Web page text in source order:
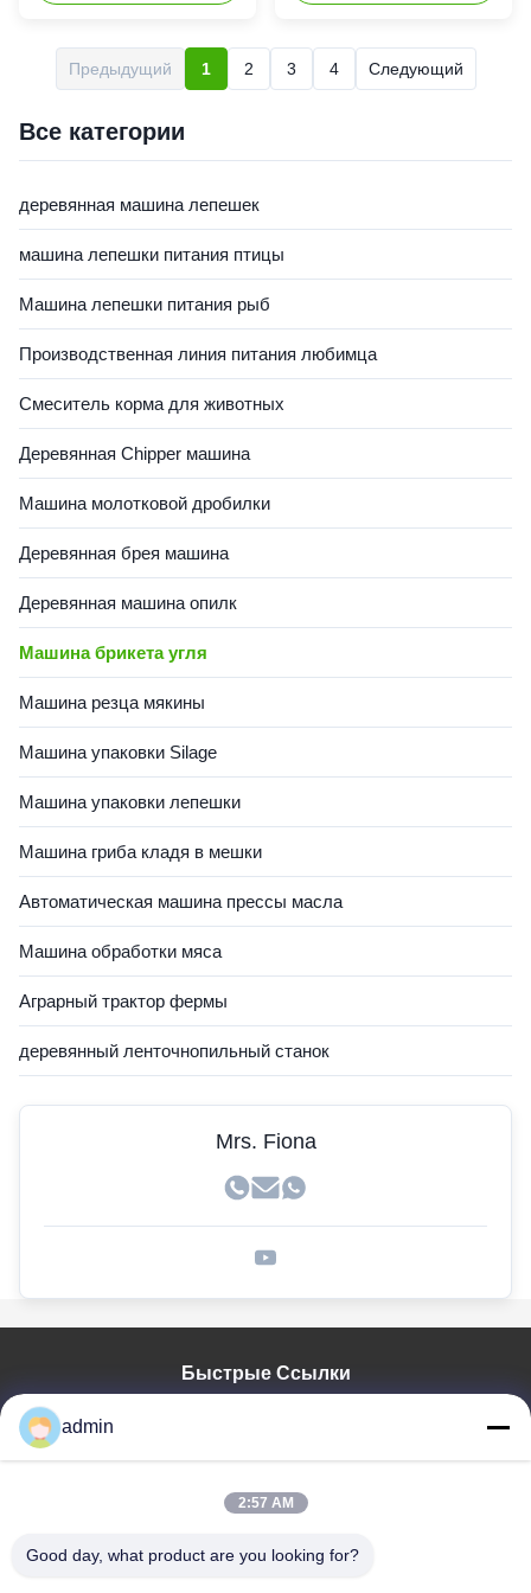
carbonization furnace is a
carbonization furnace. It can
carbonize different materials
sawdust, wood chips, rice
husk, olive waste, ...
professional machine for to
machine. it is saw materials is
to deal with the coal powder,
Предыдущий 1 2 3 4 Следующий
Все категории
деревянная машина лепешек
машина лепешки питания птицы
Машина лепешки питания рыб
Производственная линия питания любимца
Смеситель корма для животных
Деревянная Chipper машина
Машина молотковой дробилки
Деревянная брея машина
Деревянная машина опилк
Машина брикета угля
Машина резца мякины
Машина упаковки Silage
Машина упаковки лепешки
Машина гриба кладя в мешки
Автоматическая машина прессы масла
Машина обработки мяса
Аграрный трактор фермы
деревянный ленточнопильный станок
Mrs. Fiona
Быстрые Ссылки
О Компании
Контроль Качества
admin
2:57 AM
Good day, what product are you looking for?